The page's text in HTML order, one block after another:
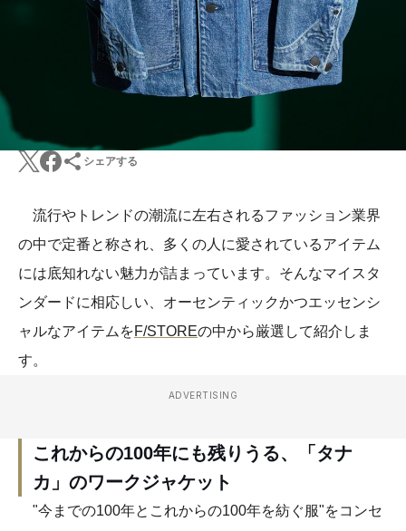
シェアする
流行やトレンドの潮流に左右されるファッション業界
の中で定番と称され、多くの人に愛されているアイテム
には底知れない魅力が詰まっています。そんなマイスタ
ンダードに相応しい、オーセンティックかつエッセンシ
ャルなアイテムをF/STOREの中から厳選して紹介しま
す。
ADVERTISING
これからの100年にも残りうる、「タナ
カ」のワークジャケット
"今までの100年とこれからの100年を紡ぐ服"をコンセ